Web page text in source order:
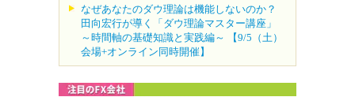
なぜあなたのダウ理論は機能しないのか？
田向宏行が導く「ダウ理論マスター講座」
～時間軸の基礎知識と実践編～ 【9/5（土）
会場+オンライン同時開催】